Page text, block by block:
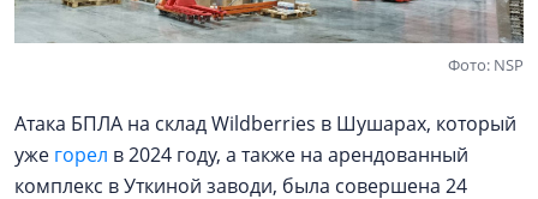
Фото: NSP
Атака БПЛА на склад Wildberries в Шушарах, который
уже горел в 2024 году, а также на арендованный
комплекс в Уткиной заводи, была совершена 24